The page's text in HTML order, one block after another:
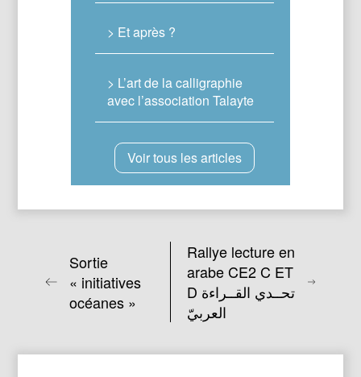
> Et après ?
> L’art de la calligraphie
avec l’association Talayte
Voir tous les articles
Sortie
« initiatives
océanes »
Rallye lecture en
arabe CE2 C ET
D تحــدي القــراءة
العربيّ